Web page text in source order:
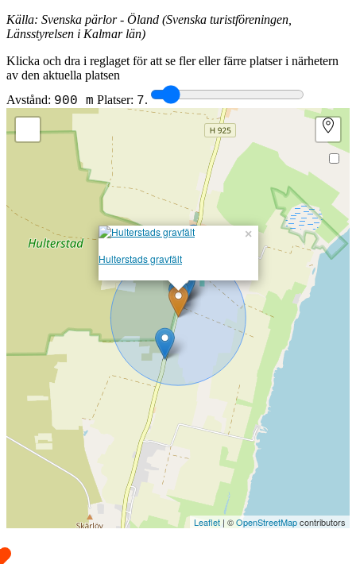
Källa: Svenska pärlor - Öland (Svenska turistföreningen,
Länsstyrelsen i Kalmar län)
Klicka och dra i reglaget för att se fler eller färre platser i närhetern
av den aktuella platsen
Avstånd: 900 m Platser: 7.
Hulterstads gravfält
×
Leaflet | ©OpenStreetMapcontributors